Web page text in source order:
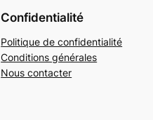
Confidentialité
Politique de confidentialité
Conditions générales
Nous contacter